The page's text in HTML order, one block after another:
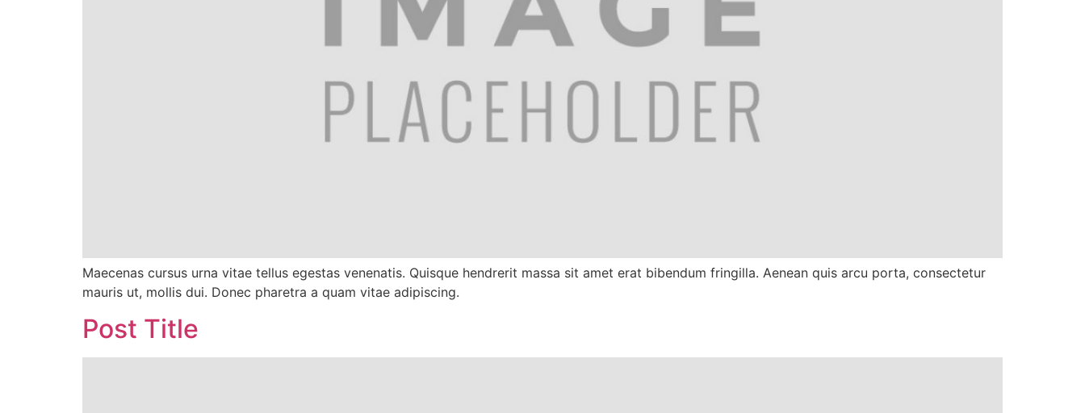
Maecenas cursus urna vitae tellus egestas venenatis. Quisque hendrerit massa sit amet erat bibendum fringilla. Aenean quis arcu porta, consectetur
mauris ut, mollis dui. Donec pharetra a quam vitae adipiscing.
Post Title